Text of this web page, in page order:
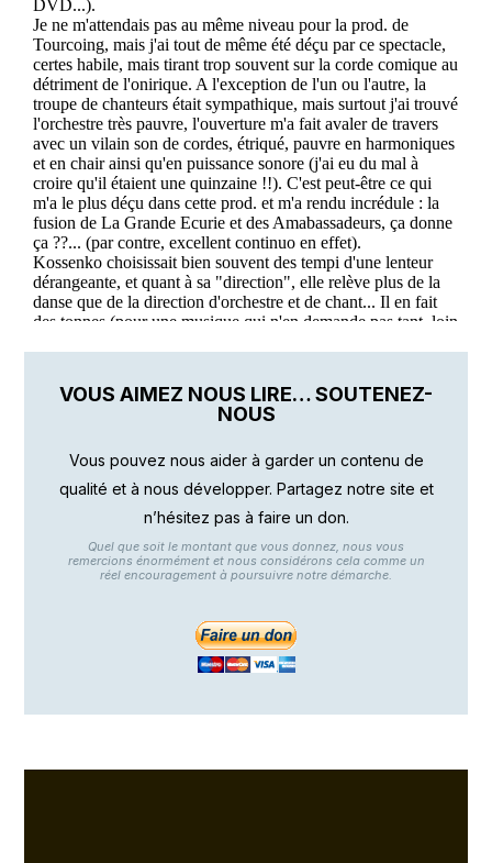
VOUS AIMEZ NOUS LIRE… SOUTENEZ-
NOUS
Vous pouvez nous aider à garder un contenu de
qualité et à nous développer. Partagez notre site et
n’hésitez pas à faire un don.
Quel que soit le montant que vous donnez, nous vous
remercions énormément et nous considérons cela comme un
réel encouragement à poursuivre notre démarche.